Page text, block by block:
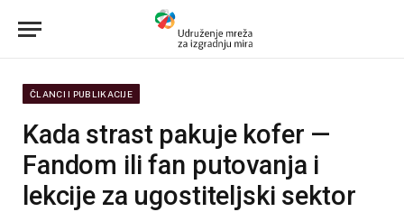
ČLANCI I PUBLIKACIJE
Kada strast pakuje kofer —
Fandom ili fan putovanja i
lekcije za ugostiteljski sektor